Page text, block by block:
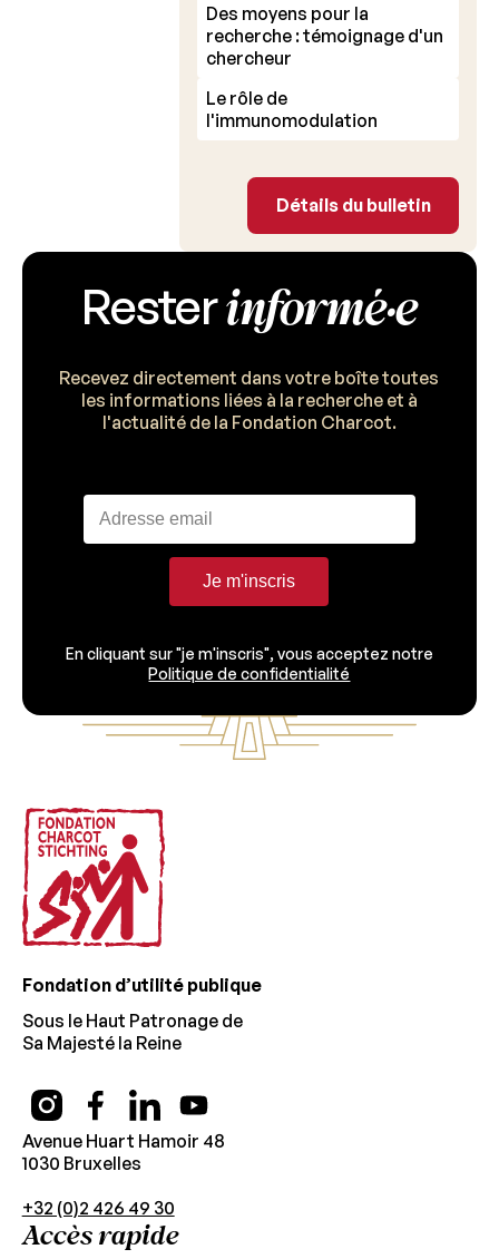
Des moyens pour la
recherche : témoignage d'un
chercheur
Le rôle de
l'immunomodulation
Détails du
Détails du bulletin
Resterinformé·e
Recevez directement dans votre boîte toutes
les informations liées à la recherche et à
l'actualité de la Fondation Charcot.
Je m'inscris
En cliquant sur "je m'inscris", vous acceptez notre
Politique de confidentialité
Fondation d’utilité publique
Sous le Haut Patronage de
Sa Majesté la Reine
Avenue Huart Hamoir 48
1030 Bruxelles
+32 (0)2 426 49 30
Accès rapide